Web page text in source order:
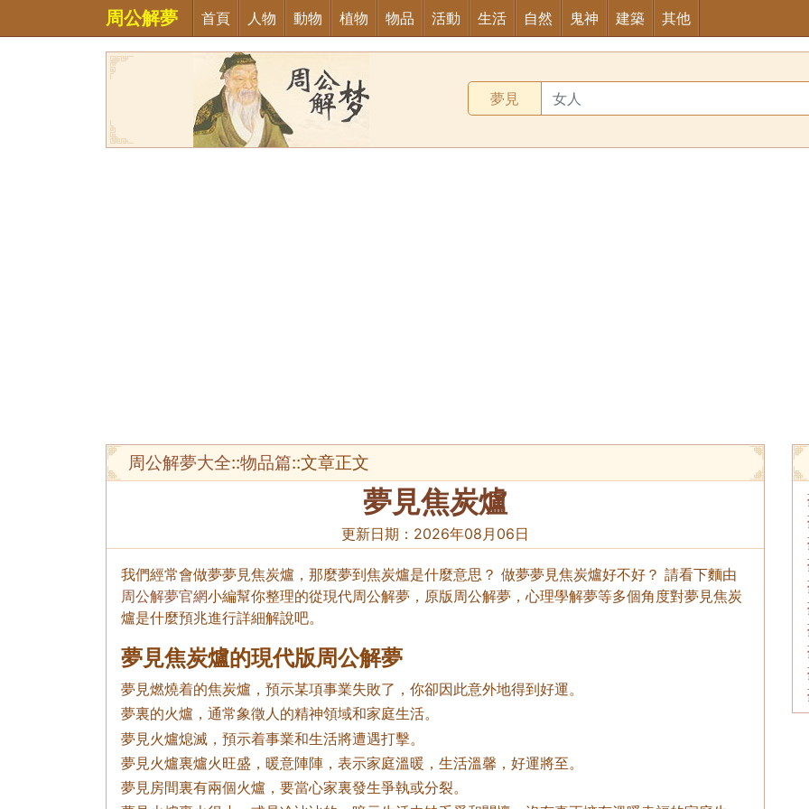
周公解夢 首頁 人物 動物 植物 物品 活動 生活 自然 鬼神 建築 其他
夢見
周公解夢大全::物品篇::文章正文
夢見焦炭爐
更新日期： 2026年08月06日
我們經常會做夢夢見焦炭爐，那麼夢到焦炭爐是什麼意思？ 做夢夢見焦炭爐好不好？ 請看下麵由
周公解夢官網小編幫你整理的從現代周公解夢，原版周公解夢，心理學解夢等多個角度對夢見焦炭
爐是什麼預兆進行詳細解說吧。
夢見焦炭爐的現代版周公解夢
夢見燃燒着的焦炭爐，預示某項事業失敗了，你卻因此意外地得到好運。
夢裏的火爐，通常象徵人的精神領域和家庭生活。
夢見火爐熄滅，預示着事業和生活將遭遇打擊。
夢見火爐裏爐火旺盛，暖意陣陣，表示家庭溫暖，生活溫馨，好運將至。
夢見房間裏有兩個火爐，要當心家裏發生爭執或分裂。